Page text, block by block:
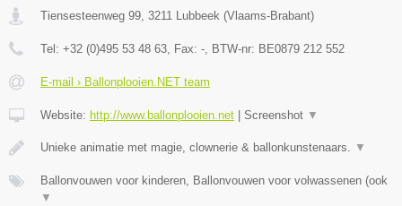
Tiensesteenweg 99, 3211 Lubbeek (Vlaams-Brabant)
Tel: +32 (0)495 53 48 63, Fax: -, BTW-nr: BE0879 212 552
E-mail › Ballonplooien.NET team
Website: http://www.ballonplooien.net Screenshot ▼
Unieke animatie met magie, clownerie & ballonkunstenaars. ▼
Ballonvouwen voor kinderen, Ballonvouwen voor volwassenen (ook
▼